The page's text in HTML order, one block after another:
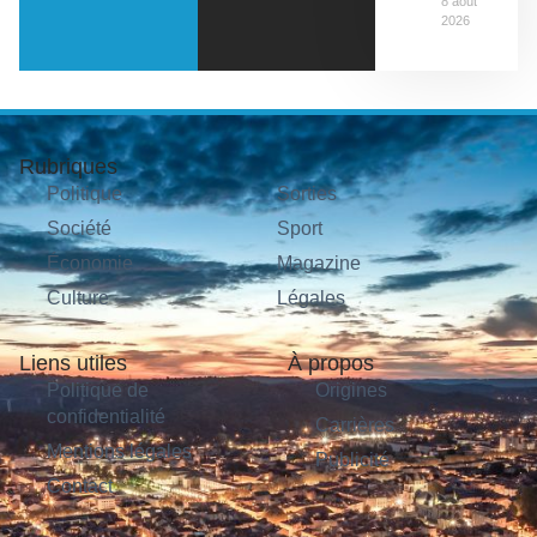
2026
Rubriques
Politique
Société
Économie
Culture
Sorties
Sport
Magazine
Légales
Liens utiles
Politique de
confidentialité
Mentions légales
Contact
À propos
Origines
Carrières
Publicité